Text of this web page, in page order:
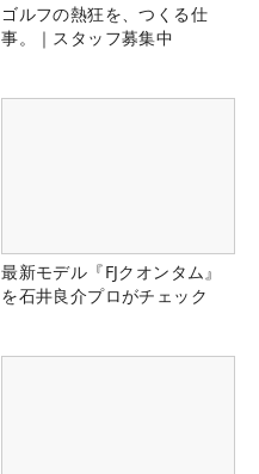
ゴルフの熱狂を、つくる仕
事。｜スタッフ募集中
最新モデル『FJクオンタム』
を石井良介プロがチェック